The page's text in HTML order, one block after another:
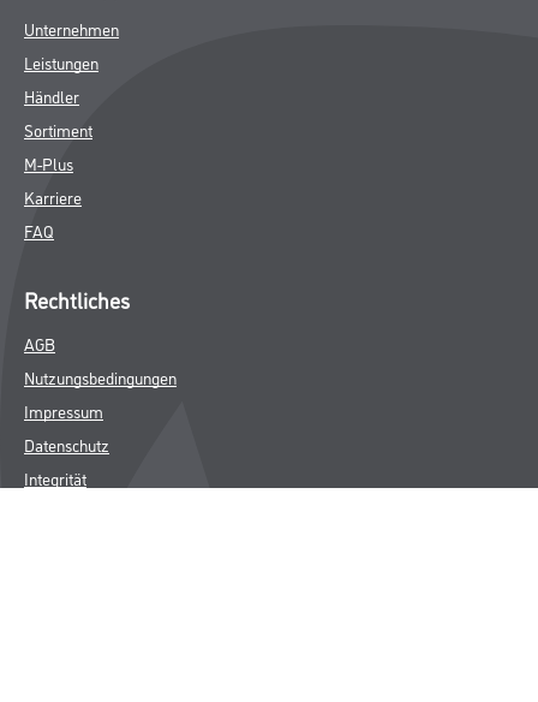
Unternehmen
Leistungen
Händler
Sortiment
M-Plus
Karriere
FAQ
Rechtliches
AGB
Nutzungsbedingungen
Impressum
Datenschutz
Integrität